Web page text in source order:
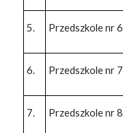
5. Przedszkole nr 6
6. Przedszkole nr 7
7. Przedszkole nr 8